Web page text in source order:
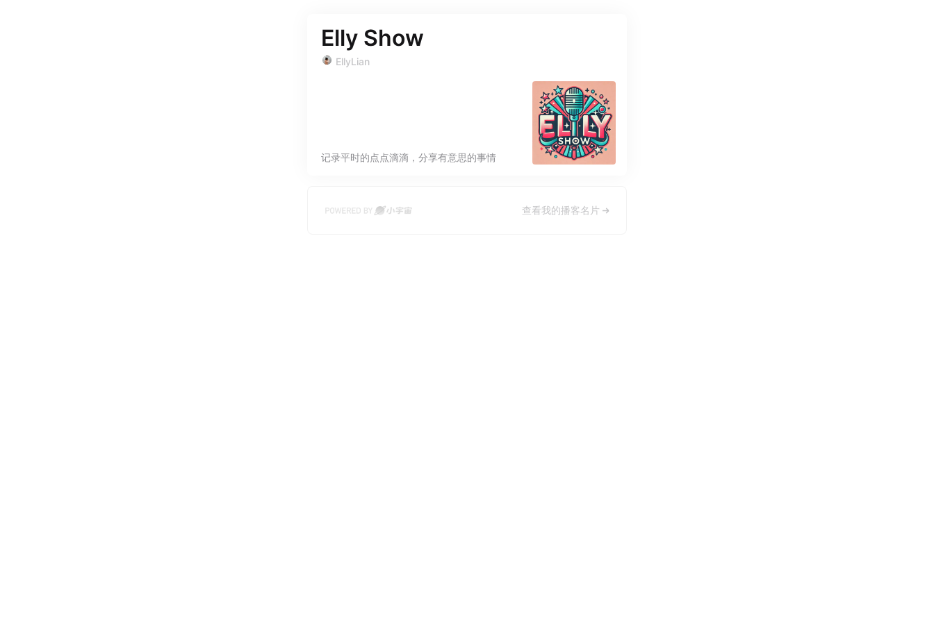
Elly Show
EllyLian
记录平时的点点滴滴，分享有意思的事情
查看我的播客名片